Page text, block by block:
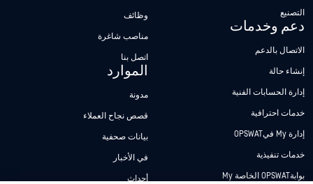
التصنيع
دعم وخدمات
الاتصال بالدعم
إنشاء حالة
إدارة الحسابات الفنية
خدمات احترافية
إدارة My فيOPSWAT
خدمات تنفيذية
بوابةOPSWAT الخاصة My
وظائف
مناصب شاغرة
اتصل بنا
الموارد
مدونة
قصص نجاح العملاء
بيانات صحفية
في الأخبار
أحداث